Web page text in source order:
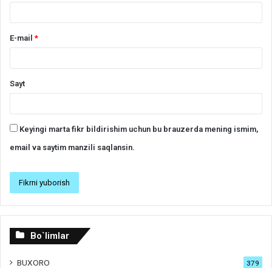
E-mail*
Sayt
Keyingi marta fikr bildirishim uchun bu brauzerda mening ismim,
email va saytim manzili saqlansin.
Bo`limlar
BUXORO 379